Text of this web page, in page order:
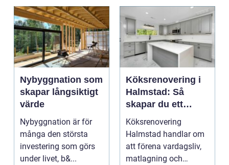
Nybyggnation som
skapar långsiktigt
värde
Nybyggnation är för
många den största
investering som görs
under livet, b&...
Köksrenovering i
Halmstad: Så
skapar du ett
funktionellt och
trivsamt kök
Köksrenovering
Halmstad handlar om
att förena vardagsliv,
matlagning och